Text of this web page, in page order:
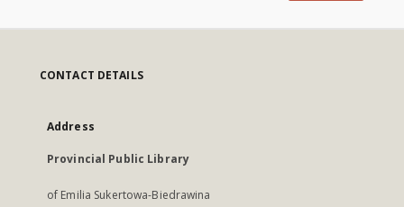
CONTACT DETAILS
Address
Provincial Public Library
of Emilia Sukertowa-Biedrawina